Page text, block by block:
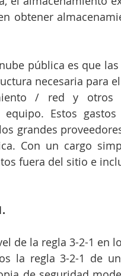
obtener
pública es que
necesaria para
/ red y otros
Estos
grandes
Con un cargo
fuera del sitio e
de la regla 3-2-1 en
la regla 3-2-1 de